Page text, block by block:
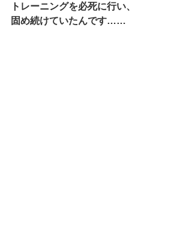
トレーニングを必死に行い、
固め続けていたんです……